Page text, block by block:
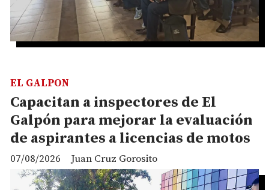
Capacitan a inspectores de El
Galpón para mejorar la evaluación
de aspirantes a licencias de motos
Juan Cruz Gorosito
EL GALPON
07/08/2026